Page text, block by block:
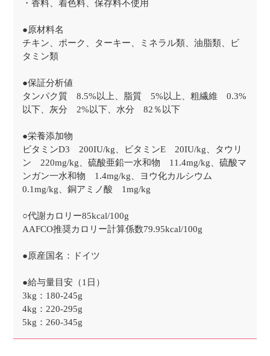
・香料、着色料、保存料不使用
●原材料名
チキン、ポーク、ターキー、ミネラル類、油脂類、ビ
タミン類
●保証分析値
タンパク質 8.5%以上、脂質 5%以上、粗繊維 0.3%
以下、灰分 2%以下、水分 82％以下
●栄養添加物
ビタミンD3 200IU/kg、ビタミンE 20IU/kg、タウリ
ン 220mg/kg、硫酸亜鉛一水和物 11.4mg/kg、硫酸マ
ンガン一水和物 1.4mg/kg、ヨウ化カルシウム
0.1mg/kg、銅アミノ酸 1mg/kg
○代謝カロリー85kcal/100g
AAFCO推奨カロリー計算係数79.95kcal/100g
●原産国名：ドイツ
●給与量目安（1日）
3kg：180-245g
4kg：220-295g
5kg：260-345g